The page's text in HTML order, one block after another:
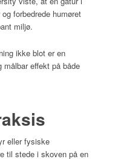
forbedrede humøret
miljø.
ikke blot er en
effekt på både
eller fysiske
til stede i skoven på en